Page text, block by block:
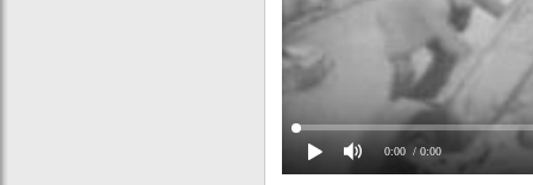
0:00 / 0:00